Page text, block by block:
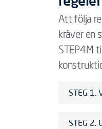
Att följa
kräver en
STEP4M
STEG 1.
STEG 2.